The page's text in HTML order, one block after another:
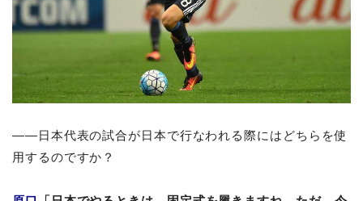
――日本代表の試合が日本で行なわれる際にはどちらを使
用するのですか？